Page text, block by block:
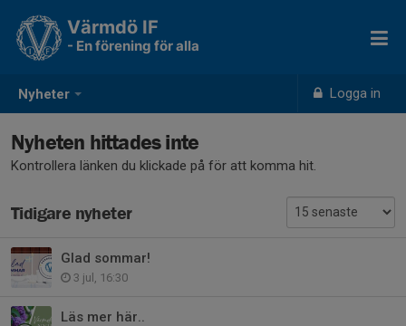
Nyheter Logga in
Värmdö IF
- En förening för alla
Nyheten hittades inte
Kontrollera länken du klickade på för att komma hit.
Tidigare nyheter
Glad sommar!
3 jul, 16:30
Läs mer här..